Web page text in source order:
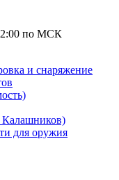
по МСК
и снаряжение
для оружия